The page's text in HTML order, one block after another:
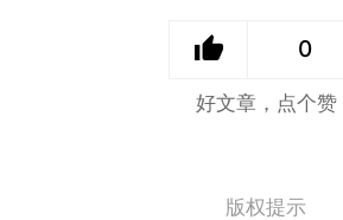
0
好文章，点个赞
版权提示